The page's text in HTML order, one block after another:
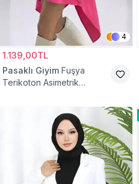
4
1.139,00TL
Pasaklı Giyim Fuşya
Terikoton Asimetrik